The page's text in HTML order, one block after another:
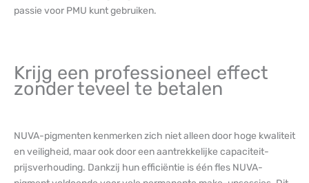
passie voor PMU kunt gebruiken.
Krijg een professioneel effect
zonder teveel te betalen
NUVA-pigmenten kenmerken zich niet alleen door hoge kwaliteit
en veiligheid, maar ook door een aantrekkelijke capaciteit-
prijsverhouding. Dankzij hun efficiëntie is één fles NUVA-